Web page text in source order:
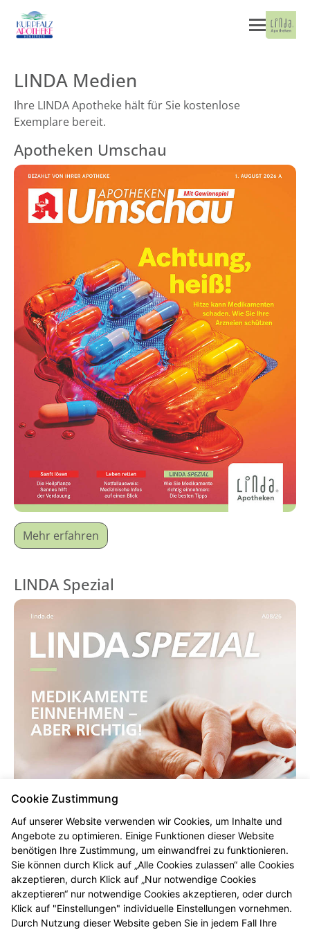
LINDA Medien
Ihre LINDA Apotheke hält für Sie kostenlose
Exemplare bereit.
Apotheken Umschau
Mehr erfahren
LINDA Spezial
Cookie Zustimmung
Auf unserer Website verwenden wir Cookies, um Inhalte und
Angebote zu optimieren. Einige Funktionen dieser Website
benötigen Ihre Zustimmung, um einwandfrei zu funktionieren.
Sie können durch Klick auf „Alle Cookies zulassen“ alle Cookies
akzeptieren, durch Klick auf „Nur notwendige Cookies
akzeptieren“ nur notwendige Cookies akzeptieren, oder durch
Klick auf "Einstellungen" individuelle Einstellungen vornehmen.
Durch Nutzung dieser Website geben Sie in jedem Fall Ihre